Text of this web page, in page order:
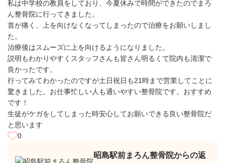
私は中学校の教員をしており、今夏休みで時間ができたのでまろ
ん整骨院に行ってきました。
首が痛く、上を向けなくなってしまったので治療をお願いしまし
た。
治療後はスムーズに上を向けるようになりました。
説明もわかりやすくスタッフさんも皆さん明るくて院内も清潔で
良かったです。
行ってみてわかったのですが土日祝日も21時まで営業してことに
驚きました。お仕事忙しい人も通いやすい整骨院です。おすすめ
です！
生徒がケガをしてしまった時安心してお願いできる良い整骨院だ
と思います
0
昭島駅前まろん整骨院からの返